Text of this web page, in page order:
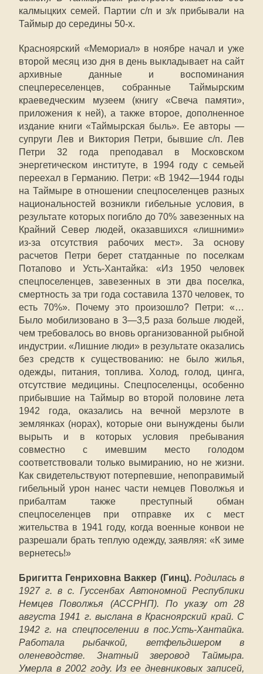
калмыцких семей. Партии с/п и з/к прибывали на
Таймыр до середины 50-х.
Красноярский «Мемориал» в ноябре начал и уже
второй месяц изо дня в день выкладывает на сайт
архивные данные и воспоминания
спецпереселенцев, собранные Таймырским
краеведческим музеем (книгу «Свеча памяти»,
приложения к ней), а также второе, дополненное
издание книги «Таймырская быль». Ее авторы —
супруги Лев и Виктория Петри, бывшие с/п. Лев
Петри 32 года преподавал в Московском
энергетическом институте, в 1994 году с семьей
переехал в Германию. Петри: «В 1942—1944 годы
на Таймыре в отношении спецпоселенцев разных
национальностей возникли гибельные условия, в
результате которых погибло до 70% завезенных на
Крайний Север людей, оказавшихся «лишними»
из-за отсутствия рабочих мест». За основу
расчетов Петри берет статданные по поселкам
Потапово и Усть-Хантайка: «Из 1950 человек
спецпоселенцев, завезенных в эти два поселка,
смертность за три года составила 1370 человек, то
есть 70%». Почему это произошло? Петри: «…
Было мобилизовано в 3—3,5 раза больше людей,
чем требовалось во вновь организованной рыбной
индустрии. «Лишние люди» в результате оказались
без средств к существованию: не было жилья,
одежды, питания, топлива. Холод, голод, цинга,
отсутствие медицины. Спецпоселенцы, особенно
прибывшие на Таймыр во второй половине лета
1942 года, оказались на вечной мерзлоте в
землянках (норах), которые они вынуждены были
вырыть и в которых условия пребывания
совместно с имевшим место голодом
соответствовали только вымиранию, но не жизни.
Как свидетельствуют потерпевшие, непоправимый
гибельный урон нанес части немцев Поволжья и
прибалтам также преступный обман
спецпоселенцев при отправке их с мест
жительства в 1941 году, когда военные конвои не
разрешали брать теплую одежду, заявляя: «К зиме
вернетесь!»
Бригитта Генриховна Ваккер (Гинц). Родилась в
1927 г. в с. Гуссенбах Автономной Республики
Немцев Поволжья (АССРНП). По указу от 28
августа 1941 г. выслана в Красноярский край. С
1942 г. на спецпоселении в пос.Усть-Хантайка.
Работала рыбачкой, ветфельдшером в
оленеводстве. Знатный зверовод Таймыра.
Умерла в 2002 году. Из ее дневниковых записей,